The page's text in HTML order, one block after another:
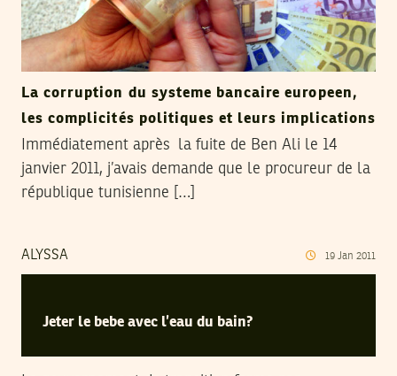
La corruption du systeme bancaire europeen,
les complicités politiques et leurs implications
Immédiatement après la fuite de Ben Ali le 14
janvier 2011, j’avais demande que le procureur de la
république tunisienne […]
ALYSSA 19 Jan 2011
Jeter le bebe avec l’eau du bain?